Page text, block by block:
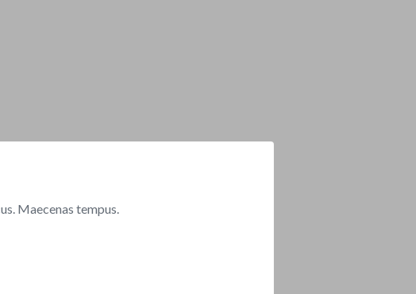
Maecenas tempus.